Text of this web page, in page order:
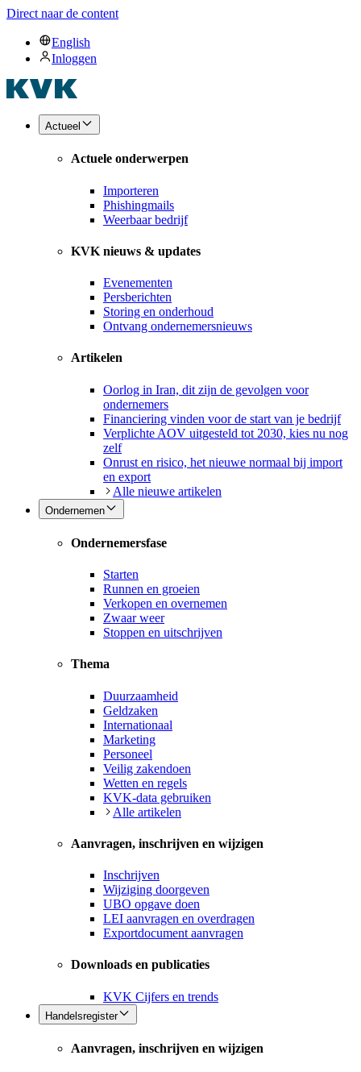
Direct naar de content
English
Inloggen
Actueel
Actuele onderwerpen
Importeren
Phishingmails
Weerbaar bedrijf
KVK nieuws & updates
Evenementen
Persberichten
Storing en onderhoud
Ontvang ondernemersnieuws
Artikelen
Oorlog in Iran, dit zijn de gevolgen voor
ondernemers
Financiering vinden voor de start van je bedrijf
Verplichte AOV uitgesteld tot 2030, kies nu nog
zelf
Onrust en risico, het nieuwe normaal bij import
en export
Alle nieuwe artikelen
Ondernemen
Ondernemersfase
Starten
Runnen en groeien
Verkopen en overnemen
Zwaar weer
Stoppen en uitschrijven
Thema
Duurzaamheid
Geldzaken
Internationaal
Marketing
Personeel
Veilig zakendoen
Wetten en regels
KVK-data gebruiken
Alle artikelen
Aanvragen, inschrijven en wijzigen
Inschrijven
Wijziging doorgeven
UBO opgave doen
LEI aanvragen en overdragen
Exportdocument aanvragen
Downloads en publicaties
KVK Cijfers en trends
Handelsregister
Aanvragen, inschrijven en wijzigen